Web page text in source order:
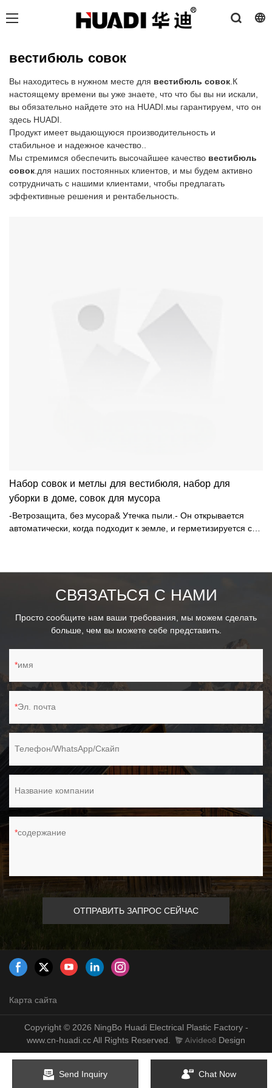
вестибюль совок
Вы находитесь в нужном месте для вестибюль совок.К
настоящему времени вы уже знаете, что что бы вы ни искали,
вы обязательно найдете это на HUADI.мы гарантируем, что он
здесь HUADI.
Продукт имеет выдающуюся производительность и
стабильное и надежное качество..
Мы стремимся обеспечить высочайшее качество вестибюль
совок.для наших постоянных клиентов, и мы будем активно
сотрудничать с нашими клиентами, чтобы предлагать
эффективные решения и рентабельность.
Набор совок и метлы для вестибюля, набор для
уборки в доме, совок для мусора
-Ветрозащита, без мусора& Утечка пыли.- Он открывается
автоматически, когда подходит к земле, и герметизируется со
СВЯЗАТЬСЯ С НАМИ
Просто сообщите нам ваши требования, мы можем сделать
больше, чем вы можете себе представить.
имя
Эл. почта
Телефон/WhatsApp/Скайп
Название компании
содержание
ОТПРАВИТЬ ЗАПРОС СЕЙЧАС
Карта сайта
Copyright © 2026 NingBo Huadi Electrical Plastic Factory -
www.cn-huadi.cc All Rights Reserved.
Design
Send Inquiry Chat Now